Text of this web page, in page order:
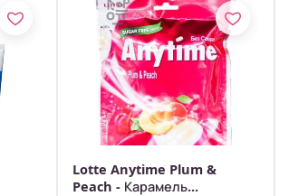
Lotte Anytime Plum &
Peach - Карамель...